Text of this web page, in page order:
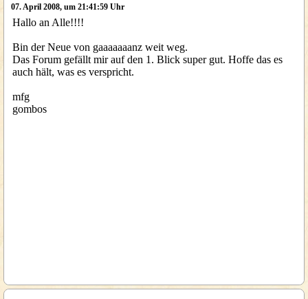
07. April 2008, um 21:41:59 Uhr
Hallo an Alle!!!!
Bin der Neue von gaaaaaaanz weit weg.
Das Forum gefällt mir auf den 1. Blick super gut. Hoffe das es
auch hält, was es verspricht.
mfg
gombos